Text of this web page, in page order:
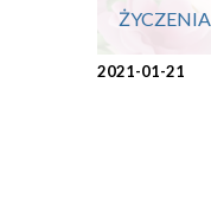
ŻYCZENIA
2021-01-21